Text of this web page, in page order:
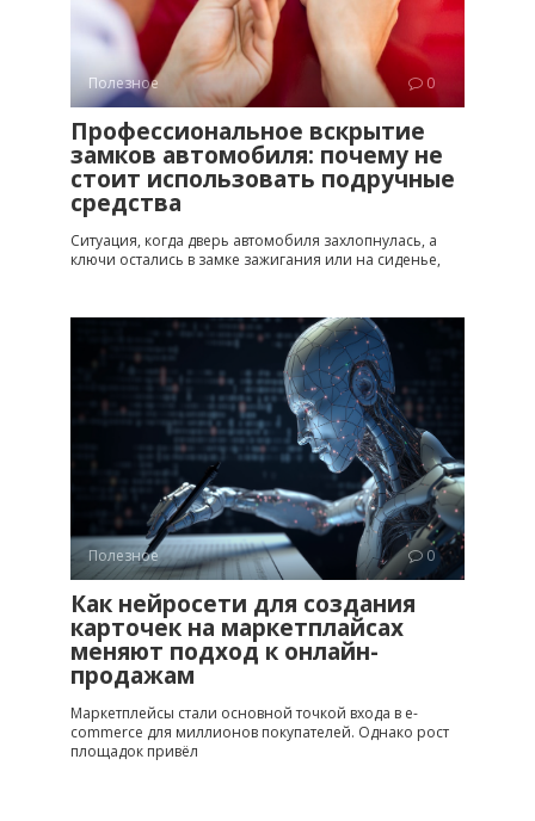
Полезное 0
Профессиональное вскрытие
замков автомобиля: почему не
стоит использовать подручные
средства
Ситуация, когда дверь автомобиля захлопнулась, а
ключи остались в замке зажигания или на сиденье,
Полезное 0
Как нейросети для создания
карточек на маркетплайсах
меняют подход к онлайн-
продажам
Маркетплейсы стали основной точкой входа в e-
commerce для миллионов покупателей. Однако рост
площадок привёл